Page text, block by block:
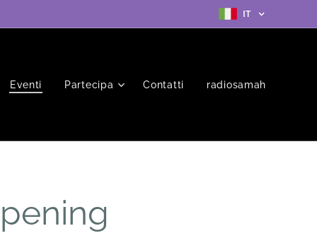
IT
Eventi Partecipa Contatti radiosamah